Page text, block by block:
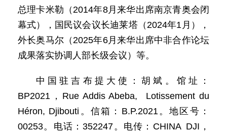
总理卡米勒（2014年8月来华出席南京青奥会闭
幕式），国民议会议长迪莱塔（2024年1月），
外长奥马尔（2025年6月来华出席中非合作论坛
成果落实协调人部长级会议）等。
中国驻吉布提大使：胡斌。馆址：
BP2021，Rue Addis Abeba, Lotissement du
Héron, Djibouti。信箱：B.P.2021。地区号：
00253。电话：352247。电传：CHINA DJI，